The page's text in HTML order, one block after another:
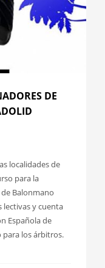
DE
localidades de
para la
Balonmano
lectivas y cuenta
Española de
los árbitros.